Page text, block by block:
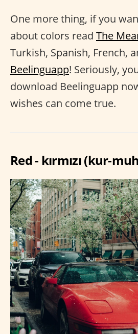
One more thing, if you
about colors read The
Turkish, Spanish, French,
Beelinguapp! Seriously,
download Beelinguapp
wishes can come true.
Red - kırmızı (kur-